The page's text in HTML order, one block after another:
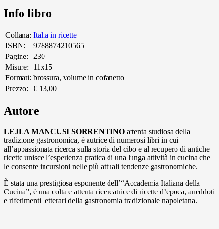
Info libro
Collana: Italia in ricette
ISBN:
9788874210565
Pagine:
230
Misure:
11x15
Formati: brossura, volume in cofanetto
Prezzo:
€ 13,00
Autore
LEJLA MANCUSI SORRENTINO attenta studiosa della
tradizione gastronomica, è autrice di numerosi libri in cui
all’appassionata ricerca sulla storia del cibo e al recupero di antiche
ricette unisce l’esperienza pratica di una lunga attività in cucina che
le consente incursioni nelle più attuali tendenze gastronomiche.
È stata una prestigiosa esponente dell’“Accademia Italiana della
Cucina”; è una colta e attenta ricercatrice di ricette d’epoca, aneddoti
e riferimenti letterari della gastronomia tradizionale napoletana.